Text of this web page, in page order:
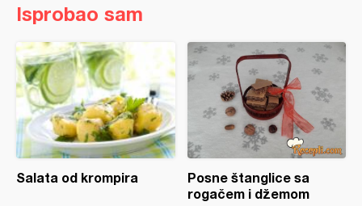
Isprobao sam
Salata od krompira
Posne štanglice sa
rogačem i džemom